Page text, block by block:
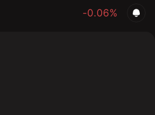
-0.06%